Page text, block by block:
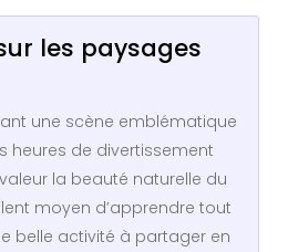
les paysages
une scène emblématique
heures de divertissement
la beauté naturelle du
moyen d’apprendre tout
belle activité à partager en